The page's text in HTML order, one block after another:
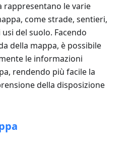
rappresentano le varie
come strade, sentieri,
del suolo. Facendo
della mappa, è possibile
le informazioni
rendendo più facile la
della disposizione